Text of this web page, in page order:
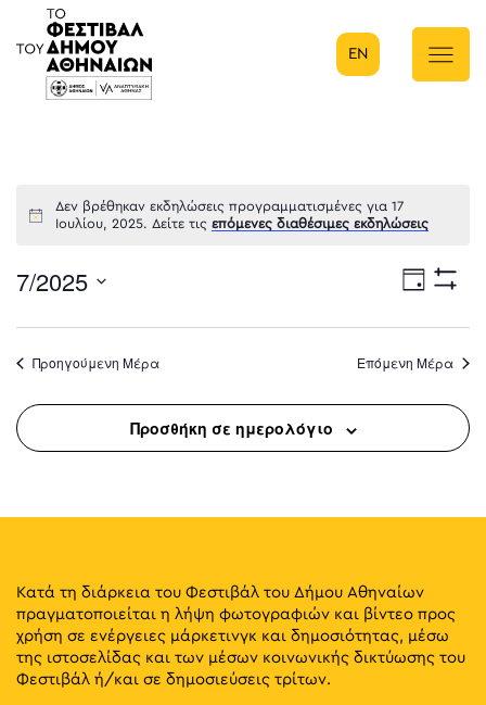
Κύρια πλοήγηση
EN
Δεν βρέθηκαν εκδηλώσεις προγραμματισμένες για 17
Ιουλίου, 2025. Δείτε τιςεπόμενες διαθέσιμες εκδηλώσεις
Ημέρα
7/2025
date.
Προηγούμενη Μέρα Επόμενη Μέρα
Προσθήκη σε ημερολόγιο
Κατά τη διάρκεια του Φεστιβάλ του Δήμου Αθηναίων
πραγματοποιείται η λήψη φωτογραφιών και βίντεο προς
χρήση σε ενέργειες μάρκετινγκ και δημοσιότητας, μέσω
της ιστοσελίδας και των μέσων κοινωνικής δικτύωσης του
Φεστιβάλ ή/και σε δημοσιεύσεις τρίτων.